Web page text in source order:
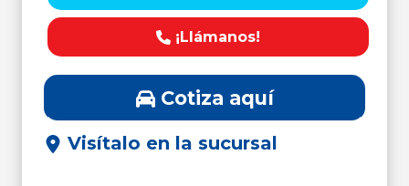
¡Llámanos!
Cotiza aquí
Visítalo en la sucursal